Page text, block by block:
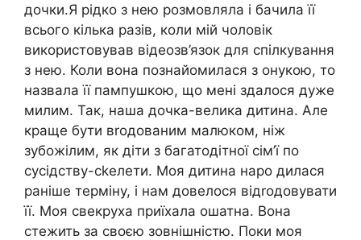
дочки.Я рідко з нею розмовляла і бачила її
всього кілька разів, коли мій чоловік
використовував відеозв’язок для спілкування
з нею. Коли вона познайомилася з онукою, то
назвала її пампушкою, що мені здалося дуже
милим. Так, наша дочка-велика дитина. Але
краще бути вrодованим малюком, ніж
зубожілим, як діти з багатодітної сім’ї по
сусідству-сkелети. Моя дитина наро дилася
раніше терміну, і нам довелося відrодовувати
її. Моя свекруха приїхала ошатна. Вона
стежить за своєю зовнішністю. Поки моя